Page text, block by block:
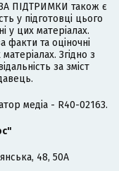
ПІДТРИМКИ також є
у підготовці цього
у цих матеріалах.
факти та оціночні
Згідно з
за зміст
медіа - R40-02163.
48, 50А